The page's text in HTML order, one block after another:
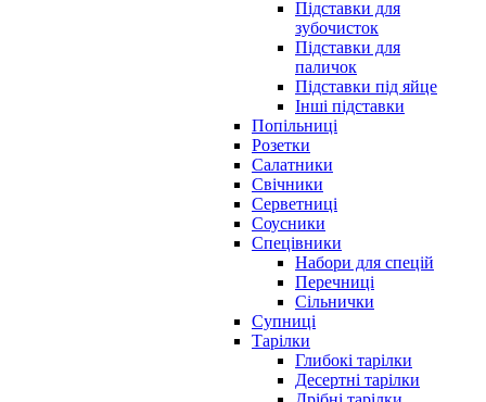
Підставки для
зубочисток
Підставки для
паличок
Підставки під яйце
Інші підставки
Попільниці
Розетки
Салатники
Свічники
Серветниці
Соусники
Спецівники
Набори для спецій
Перечниці
Сільнички
Супниці
Тарілки
Глибокі тарілки
Десертні тарілки